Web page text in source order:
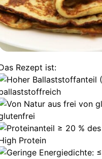
Rezept ist:
Protein